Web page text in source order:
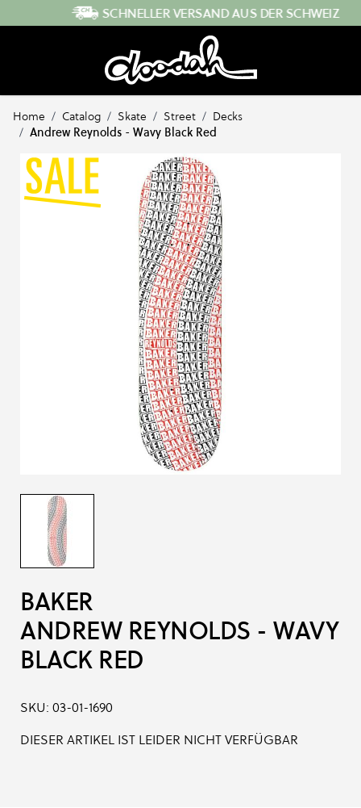
Direkt zum InhaltSCHNELLER VERSAND AUS DER SCHWEIZ
Home / Catalog / Skate / Street / Decks
/ Andrew Reynolds - Wavy Black Red
BAKER
ANDREW REYNOLDS - WAVY
BLACK RED
SKU: 03-01-1690
DIESER ARTIKEL IST LEIDER NICHT VERFÜGBAR